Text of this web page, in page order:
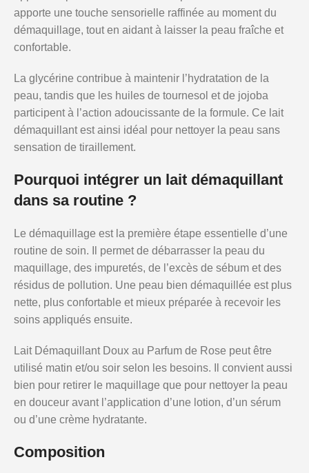
apporte une touche sensorielle raffinée au moment du
démaquillage, tout en aidant à laisser la peau fraîche et
confortable.
La glycérine contribue à maintenir l’hydratation de la
peau, tandis que les huiles de tournesol et de jojoba
participent à l’action adoucissante de la formule. Ce lait
démaquillant est ainsi idéal pour nettoyer la peau sans
sensation de tiraillement.
Pourquoi intégrer un lait démaquillant
dans sa routine ?
Le démaquillage est la première étape essentielle d’une
routine de soin. Il permet de débarrasser la peau du
maquillage, des impuretés, de l’excès de sébum et des
résidus de pollution. Une peau bien démaquillée est plus
nette, plus confortable et mieux préparée à recevoir les
soins appliqués ensuite.
Lait Démaquillant Doux au Parfum de Rose peut être
utilisé matin et/ou soir selon les besoins. Il convient aussi
bien pour retirer le maquillage que pour nettoyer la peau
en douceur avant l’application d’une lotion, d’un sérum
ou d’une crème hydratante.
Composition